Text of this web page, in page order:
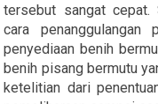
tersebut sangat cepat.
cara penanggulangan
penyediaan benih
benih pisang bermutu
ketelitian dari